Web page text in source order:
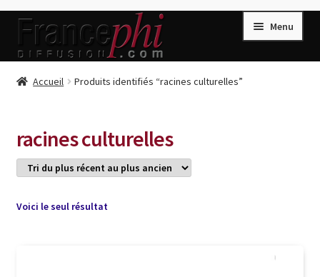
Aller
la
Aller
contenu
Menu
Accueil
Conditions de Vente
Connection
Accueil Produits identifiés “racines culturelles”
racines culturelles
Voici le seul résultat